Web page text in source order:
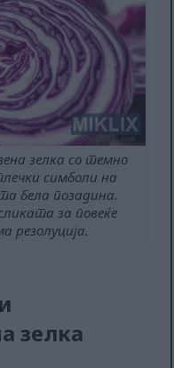
зелка со темно
симболи на
бела позадина.
за повеќе
резолуција.
зелка